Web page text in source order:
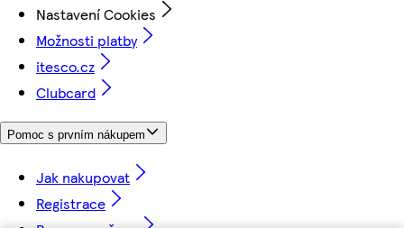
Nastavení Cookies
Možnosti platby
itesco.cz
Clubcard
Pomoc s prvním nákupem
Jak nakupovat
Registrace